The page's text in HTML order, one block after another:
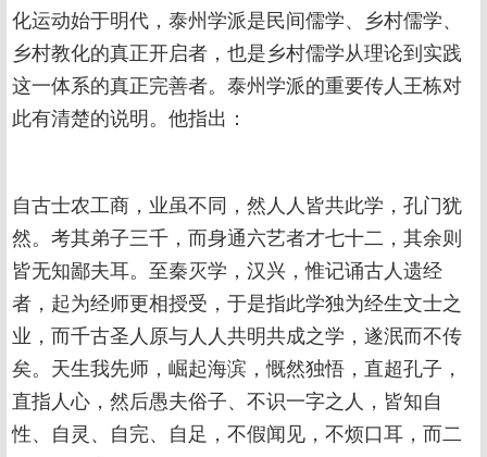
化运动始于明代，泰州学派是民间儒学、乡村儒学、
乡村教化的真正开启者，也是乡村儒学从理论到实践
这一体系的真正完善者。泰州学派的重要传人王栋对
此有清楚的说明。他指出：
自古士农工商，业虽不同，然人人皆共此学，孔门犹
然。考其弟子三千，而身通六艺者才七十二，其余则
皆无知鄙夫耳。至秦灭学，汉兴，惟记诵古人遗经
者，起为经师更相授受，于是指此学独为经生文士之
业，而千古圣人原与人人共明共成之学，遂泯而不传
矣。天生我先师，崛起海滨，慨然独悟，直超孔子，
直指人心，然后愚夫俗子、不识一字之人，皆知自
性、自灵、自完、自足，不假闻见，不烦口耳，而二